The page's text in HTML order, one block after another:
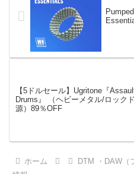
【5ドルセール】Ugritone『
Drums』 （ヘビーメタル/ロック
源）89％OFF
ホーム
DTM ・DAW（